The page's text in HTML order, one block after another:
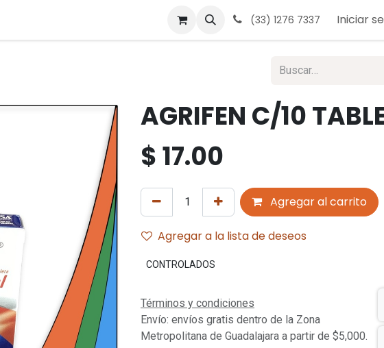
Términos y condiciones Aviso de Privacidad
(33) 1276 7337 Iniciar
AGRIFEN C/10
$17.00
Agregar al carrito
Agregar a la lista de deseos
CONTROLADOS
Términos y condiciones
Envío: envíos gratis dentro de la Zona
Metropolitana de Guadalajara a partir de $5,000.